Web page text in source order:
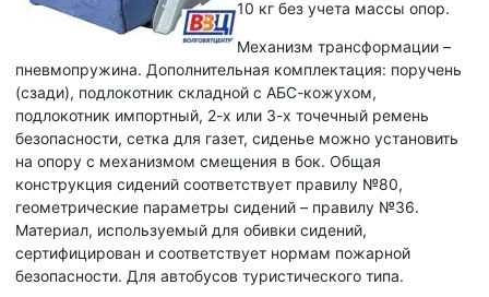
10 кг без учета массы опор.
Механизм трансформации –
пневмопружина. Дополнительная комплектация: поручень
(сзади), подлокотник складной с АБС-кожухом,
подлокотник импортный, 2-х или 3-х точечный ремень
безопасности, сетка для газет, сиденье можно установить
на опору с механизмом смещения в бок. Общая
конструкция сидений соответствует правилу №80,
геометрические параметры сидений – правилу №36.
Материал, используемый для обивки сидений,
сертифицирован и соответствует нормам пожарной
безопасности. Для автобусов туристического типа.